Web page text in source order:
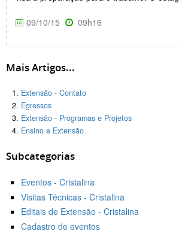
09/10/15 09h16
Mais Artigos...
Extensão - Contato
Egressos
Extensão - Programas e Projetos
Ensino e Extensão
Subcategorias
Eventos - Cristalina
Visitas Técnicas - Cristalina
Editais de Extensão - Cristalina
Cadastro de eventos